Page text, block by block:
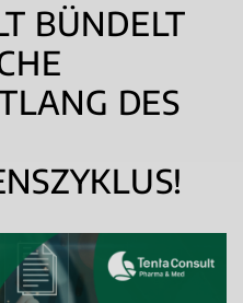
BÜNDELT
DES